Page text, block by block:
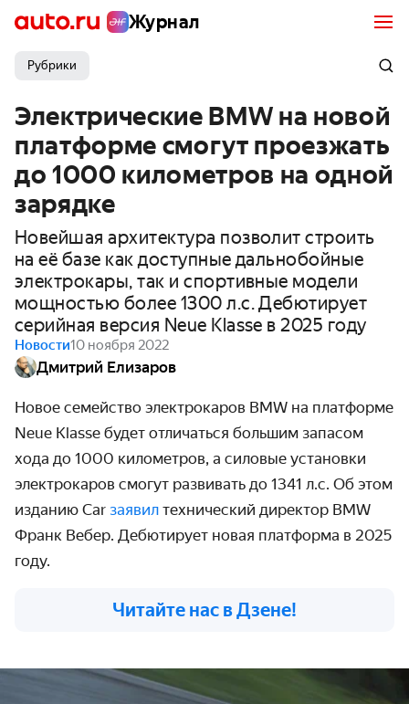
Журнал
Рубрики
Электрические BMW на новой
платформе смогут проезжать
до 1000 километров на одной
зарядке
Новейшая архитектура позволит строить
на её базе как доступные дальнобойные
электрокары, так и спортивные модели
мощностью более 1300 л.с. Дебютирует
серийная версия Neue Klasse в 2025 году
Новости10 ноября 2022
Дмитрий Елизаров
Новое семейство электрокаров BMW на платформе
Neue Klasse будет отличаться большим запасом
хода до 1000 километров, а силовые установки
электрокаров смогут развивать до 1341 л.с. Об этом
изданию Car заявил технический директор BMW
Франк Вебер. Дебютирует новая платформа в 2025
году.
Читайте нас в Дзене!